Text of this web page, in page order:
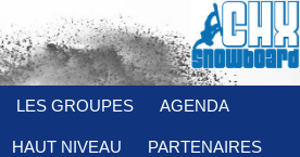
LES GROUPES AGENDA
HAUT NIVEAU PARTENAIRES